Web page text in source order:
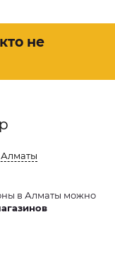
не
Алматы
в Алматы можно